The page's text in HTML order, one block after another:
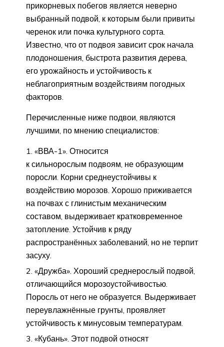
прикорневых побегов является неверно
выбранный подвой, к которым были привиты
черенок или почка культурного сорта.
Известно, что от подвоя зависит срок начала
плодоношения, быстрота развития дерева,
его урожайность и устойчивость к
неблагоприятным воздействиям погодных
факторов.
Перечисленные ниже подвои, являются
лучшими, по мнению специалистов:
«ВВА-1». Относится
к сильнорослым подвоям, не образующим
поросли. Корни среднеустойчивы к
воздействию морозов. Хорошо приживается
на почвах с глинистым механическим
составом, выдерживает кратковременное
затопление. Устойчив к ряду
распространённых заболеваний, но не терпит
засуху.
«Дружба». Хороший среднерослый подвой,
отличающийся морозоустойчивостью.
Поросль от него не образуется. Выдерживает
переувлажнённые грунты, проявляет
устойчивость к минусовым температурам.
«Кубань». Этот подвой относят